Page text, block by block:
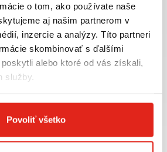
o tom, ako používate naše
aj našim partnerom v
inzercie a analýzy. Títo partneri
skombinovať s ďalšími
alebo ktoré od vás získali,
služby.
Povoliť všetko
Doprava ZADARMO pre
objednávky nad 50€ v rámci
SR
VIAC INFO
VIAC INFO